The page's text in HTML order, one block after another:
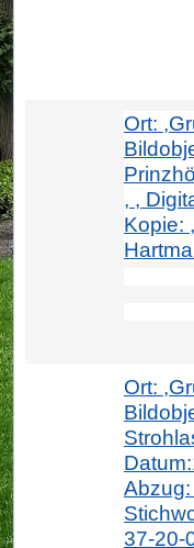
Ort:
, ,
Kopie:
Ort:
Abzug:
37-20-